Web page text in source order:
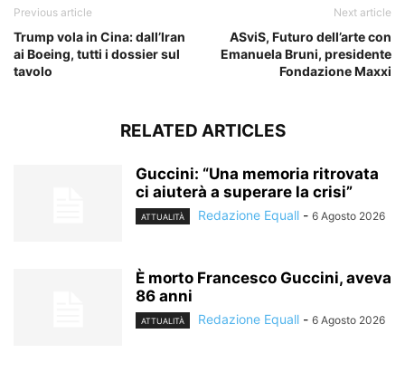
Previous article
Trump vola in Cina: dall’Iran
ai Boeing, tutti i dossier sul
tavolo
Next article
ASviS, Futuro dell’arte con
Emanuela Bruni, presidente
Fondazione Maxxi
RELATED ARTICLES
Guccini: “Una memoria ritrovata
ci aiuterà a superare la crisi”
ATTUALITÀ Redazione Equall - 6 Agosto 2026
È morto Francesco Guccini, aveva
86 anni
ATTUALITÀ Redazione Equall - 6 Agosto 2026